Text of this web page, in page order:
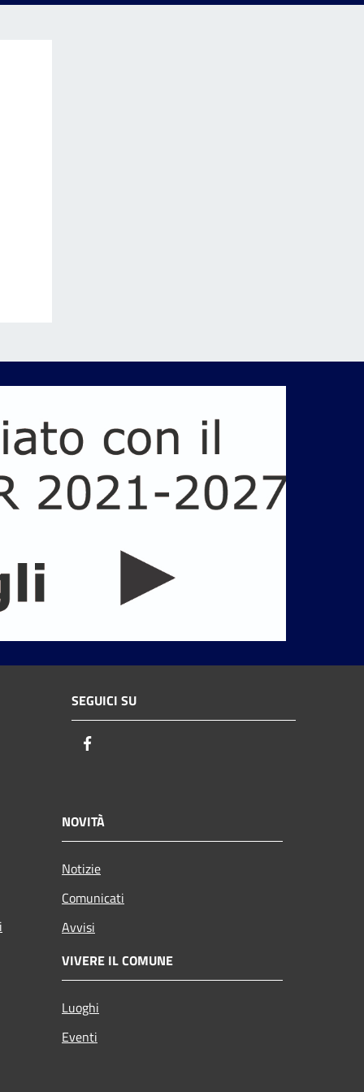
SEGUICI SU
NOVITÀ
Notizie
Comunicati
Avvisi
VIVERE IL COMUNE
Luoghi
Eventi